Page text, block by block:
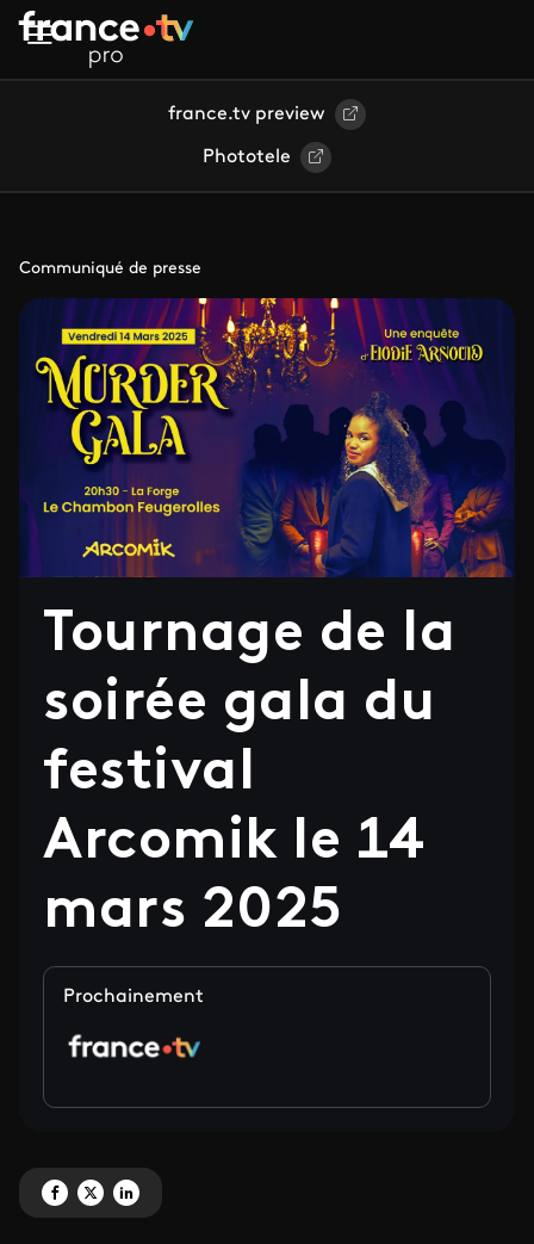
Aller au contenu principal
france.tv preview
Phototele
Communiqué de presse
Tournage de la
soirée gala du
festival
Arcomik le 14
mars 2025
Prochainement
Partagez 'Tournage de la soirée gala du festival Arcomik le 14 mars 2025'
Partagez 'Tournage de la soirée gala du festival Arcomik le 14 mars
Partagez 'Tournage de la soirée gala du festival Arcomik le 14